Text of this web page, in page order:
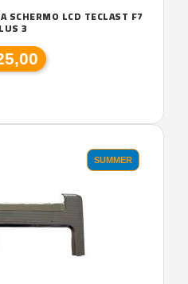
SCHERMO LCD TECLAST F7
3
SUMMER